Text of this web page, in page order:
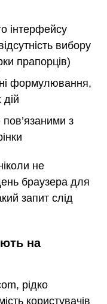
інтерфейсу
вибору
прапорців)
формулювання,
з
не
браузера для
запит слід
на
рідко
користувачів